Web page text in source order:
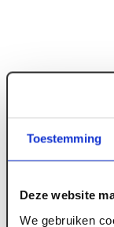
Toestemming
Deze website
We gebruiken
38 x 235 mm